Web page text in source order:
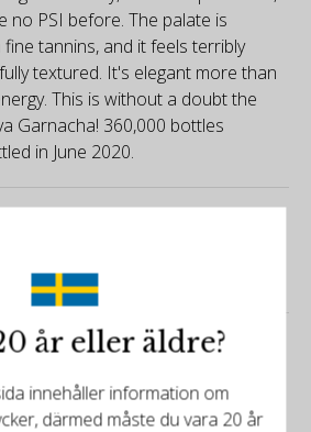
no PSI before. The palate is
tannins, and it feels terribly
textured. It's elegant more than
This is without a doubt the
Garnacha! 360,000 bottles
in June 2020.
år eller äldre?
innehåller information om
därmed måste du vara 20 år